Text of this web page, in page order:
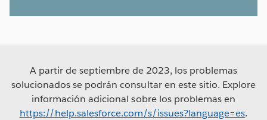
A partir de septiembre de 2023, los problemas
solucionados se podrán consultar en este sitio. Explore
información adicional sobre los problemas en
https://help.salesforce.com/s/issues?language=es.